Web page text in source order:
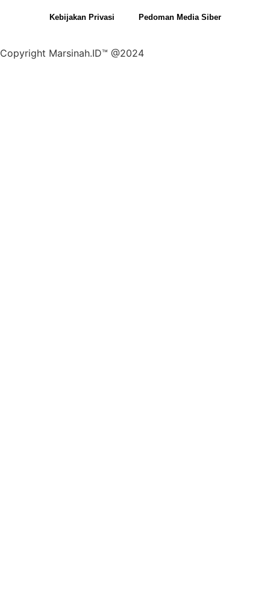
Kebijakan Privasi Pedoman Media Siber
Copyright Marsinah.ID™ @2024